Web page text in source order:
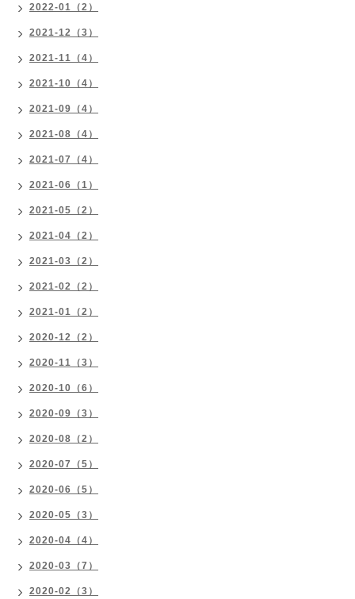
2022-01（2）
2021-12（3）
2021-11（4）
2021-10（4）
2021-09（4）
2021-08（4）
2021-07（4）
2021-06（1）
2021-05（2）
2021-04（2）
2021-03（2）
2021-02（2）
2021-01（2）
2020-12（2）
2020-11（3）
2020-10（6）
2020-09（3）
2020-08（2）
2020-07（5）
2020-06（5）
2020-05（3）
2020-04（4）
2020-03（7）
2020-02（3）